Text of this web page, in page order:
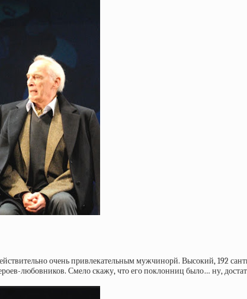
очень привлекательным мужчинорй. Высокий, 192
любовников. Смело скажу, что его поклонниц было… ну,